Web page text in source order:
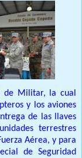
de Militar, la cual
y los aviones
de las llaves
terrestres
Aérea, y para
de Seguridad